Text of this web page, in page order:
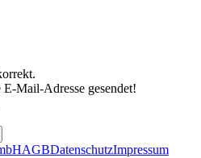
Mail-Adresse gesendet!
AGBDatenschutzImpressum